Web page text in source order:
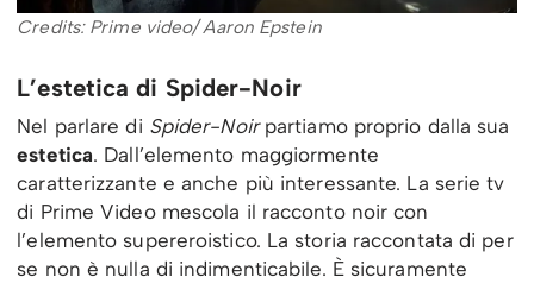
Credits: Prime video/ Aaron Epstein
L’estetica di Spider-Noir
Nel parlare di Spider-Noirpartiamo proprio dalla sua
estetica. Dall’elemento maggiormente
caratterizzante e anche più interessante. La serie tv
di Prime Video mescola il racconto noir con
l’elemento supereroistico. La storia raccontata di per
se non è nulla di indimenticabile. È sicuramente